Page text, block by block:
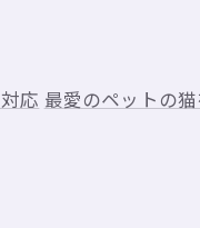
応 最愛のペットの